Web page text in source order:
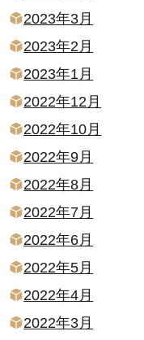
2023年3月
2023年2月
2023年1月
2022年12月
2022年10月
2022年9月
2022年8月
2022年7月
2022年6月
2022年5月
2022年4月
2022年3月